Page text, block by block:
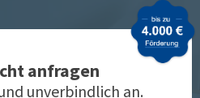
anfragen
unverbindlich an.